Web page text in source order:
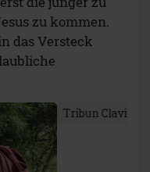
zu kommen.
das Versteck